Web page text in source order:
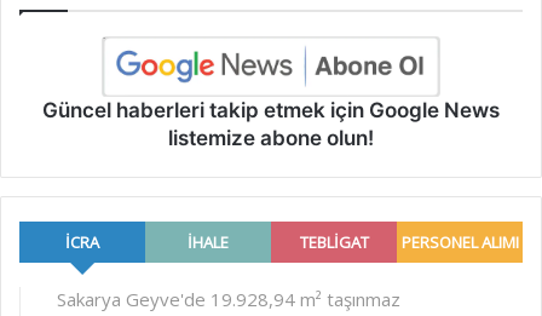
Güncel haberleri takip etmek için Google News
listemize abone olun!